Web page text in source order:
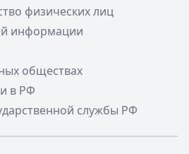
физических лиц
информации
обществах
в РФ
службы РФ